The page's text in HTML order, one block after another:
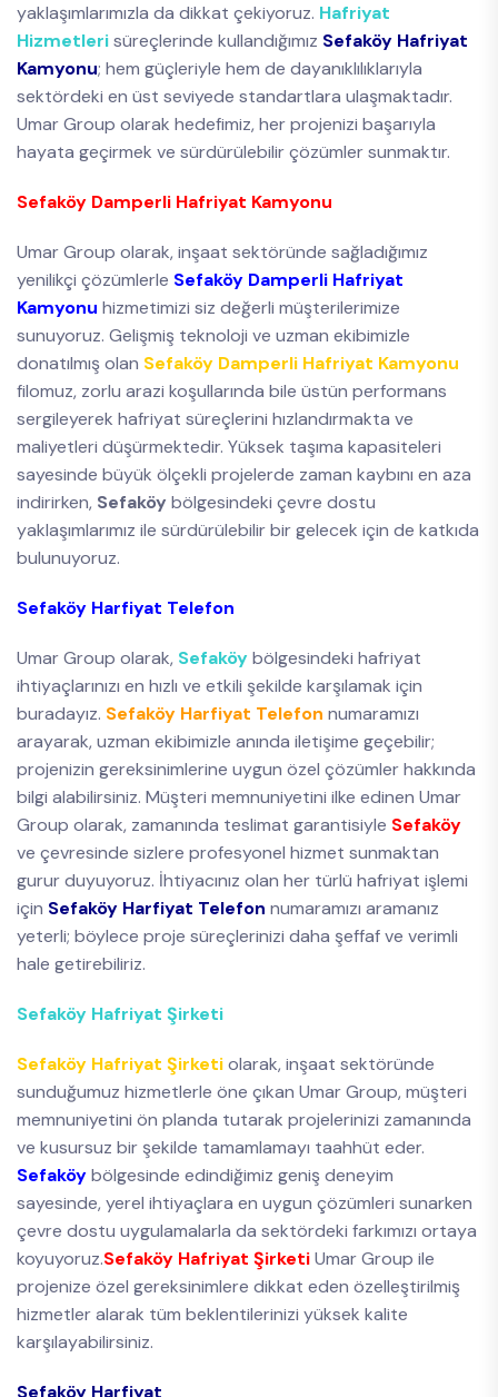
yaklaşımlarımızla da dikkat çekiyoruz. Hafriyat
Hizmetlerisüreçlerinde kullandığımız Sefaköy Hafriyat
Kamyonu; hem güçleriyle hem de dayanıklılıklarıyla
sektördeki en üst seviyede standartlara ulaşmaktadır.
Umar Group olarak hedefimiz, her projenizi başarıyla
hayata geçirmek ve sürdürülebilir çözümler sunmaktır.
Sefaköy Damperli Hafriyat Kamyonu
Umar Group olarak, inşaat sektöründe sağladığımız
yenilikçi çözümlerle Sefaköy Damperli Hafriyat
Kamyonu hizmetimizi siz değerli müşterilerimize
sunuyoruz. Gelişmiş teknoloji ve uzman ekibimizle
donatılmış olan Sefaköy Damperli Hafriyat Kamyonu
filomuz, zorlu arazi koşullarında bile üstün performans
sergileyerek hafriyat süreçlerini hızlandırmakta ve
maliyetleri düşürmektedir. Yüksek taşıma kapasiteleri
sayesinde büyük ölçekli projelerde zaman kaybını en aza
indirirken, Sefaköy bölgesindeki çevre dostu
yaklaşımlarımız ile sürdürülebilir bir gelecek için de katkıda
bulunuyoruz.
Sefaköy Harfiyat Telefon
Umar Group olarak, Sefaköybölgesindeki hafriyat
ihtiyaçlarınızı en hızlı ve etkili şekilde karşılamak için
buradayız. Sefaköy Harfiyat Telefon numaramızı
arayarak, uzman ekibimizle anında iletişime geçebilir;
projenizin gereksinimlerine uygun özel çözümler hakkında
bilgi alabilirsiniz. Müşteri memnuniyetini ilke edinen Umar
Group olarak, zamanında teslimat garantisiyle Sefaköy
ve çevresinde sizlere profesyonel hizmet sunmaktan
gurur duyuyoruz. İhtiyacınız olan her türlü hafriyat işlemi
için Sefaköy Harfiyat Telefon numaramızı aramanız
yeterli; böylece proje süreçlerinizi daha şeffaf ve verimli
hale getirebiliriz.
Sefaköy Hafriyat Şirketi
Sefaköy Hafriyat Şirketiolarak, inşaat sektöründe
sunduğumuz hizmetlerle öne çıkan Umar Group, müşteri
memnuniyetini ön planda tutarak projelerinizi zamanında
ve kusursuz bir şekilde tamamlamayı taahhüt eder.
Sefaköybölgesinde edindiğimiz geniş deneyim
sayesinde, yerel ihtiyaçlara en uygun çözümleri sunarken
çevre dostu uygulamalarla da sektördeki farkımızı ortaya
koyuyoruz.Sefaköy Hafriyat ŞirketiUmar Group ile
projenize özel gereksinimlere dikkat eden özelleştirilmiş
hizmetler alarak tüm beklentilerinizi yüksek kalite
karşılayabilirsiniz.
Sefaköy Harfiyat